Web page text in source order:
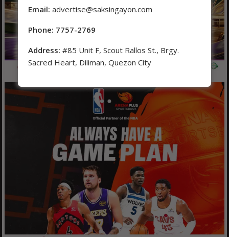
Email: advertise@saksingayon.com
Phone: 7757-2769
Address: #85 Unit F, Scout Rallos St., Brgy.
Sacred Heart, Diliman, Quezon City